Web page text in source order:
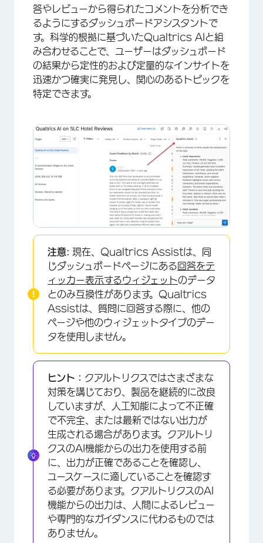
答やレビューから得られたコメントを分析でき
るようにするダッシュボードアシスタントで
す。科学的根拠に基づいたQualtrics AIと組
み合わせることで、ユーザーはダッシュボード
の結果から定性的および定量的なインサイトを
迅速かつ確実に発見し、関心のあるトピックを
特定できます。
注意: 現在、Qualtrics Assistは、同
じダッシュボードページにある回答をテ
ィッカー表示するウィジェットのデータ
とのみ互換性があります。Qualtrics
Assistは、質問に回答する際に、他の
ページや他のウィジェットタイプのデー
タを使用しません。
ヒント： クアルトリクスではさまざまな
対策を講じており、製品を継続的に改良
していますが、人工知能によって不正確
で不完全、または最新ではない出力が
生成される場合があります。クアルトリ
クスのAI機能からの出力を使用する前
に、出力が正確であることを確認し、
ユースケースに適していることを確認す
る必要があります。クアルトリクスのAI
機能からの出力は、人間によるレビュー
や専門的なガイダンスに代わるものでは
ありません。